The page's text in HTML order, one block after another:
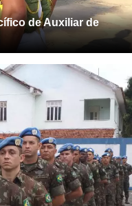
de Auxiliar de